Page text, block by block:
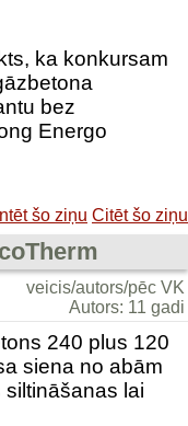
ka konkursam
bez
Energo
šo ziņu Citēt šo ziņu
veicis/autors/pēc VK
Autors: 11 gadi
240 plus 120
siena no abām
lai